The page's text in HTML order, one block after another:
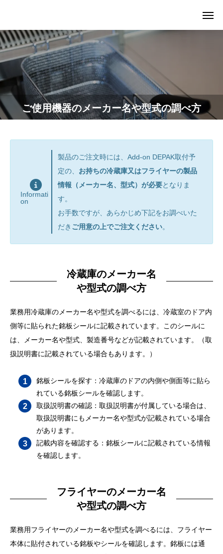
ご使用機器のメーカー名や型式の調べ方
Informati
on
製品のご注文時には、Add-on DEPAK取付予
定の、 お持ちの冷蔵庫又はフライヤーの製品
情報（メーカー名、型式）が必要となりま
す。
お手数ですが、あらかじめ下記をお調べいた
だき ご用意の上でご注文ください。
冷蔵庫のメーカー名
や型式の調べ方
業務用冷蔵庫のメーカー名や型式を調べるには、冷蔵室のドア内
側等に貼られた銘板シールに記載されています。このシールに
は、メーカー名や型式、製造番号などが記載されています。（取
扱説明書に記載されている場合もあります。）
銘板シールを探す：冷蔵庫のドアの内側や側面等に貼ら
れている銘板シールを確認します。
取扱説明書の確認：取扱説明書が付属している場合は、
取扱説明書にもメーカー名や型式が記載されている場合
があります。
記載内容を確認する：銘板シールに記載されている情報
を確認します。
フライヤーのメーカー名
や型式の調べ方
業務用フライヤーのメーカー名や型式を調べるには、フライヤー
本体に貼付されている銘板やシールを確認します。銘板には通